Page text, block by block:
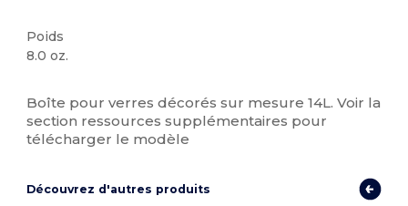
Poids
8.0 oz.
Boîte pour verres décorés sur mesure 14L. Voir la
section ressources supplémentaires pour
télécharger le modèle
Découvrez d'autres produits